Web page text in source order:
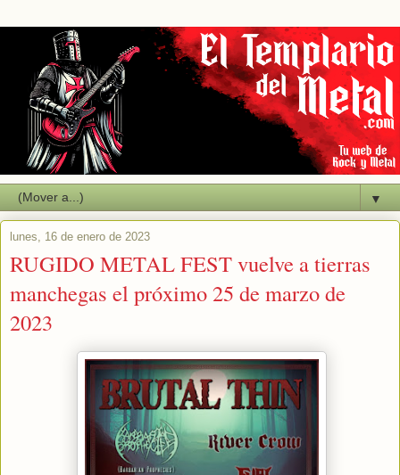
▼
lunes, 16 de enero de 2023
RUGIDO METAL FEST vuelve a tierras
manchegas el próximo 25 de marzo de
2023